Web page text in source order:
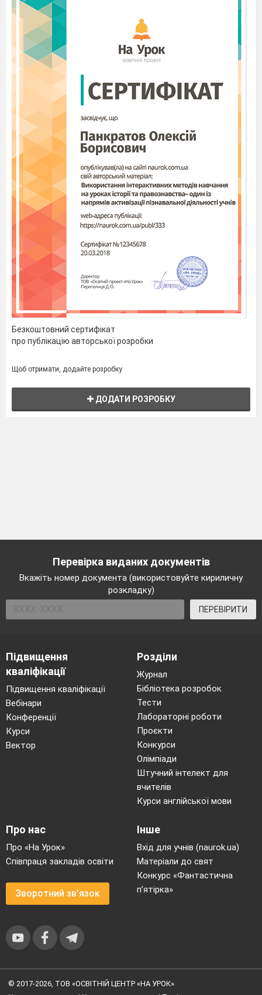
Безкоштовний сертифікат
про публікацію авторської розробки
Щоб отримати, додайте розробку
ДОДАТИ РОЗРОБКУ
Перевірка виданих документів
Вкажіть номер документа (використовуйте кириличну
розкладку)
ПЕРЕВІРИТИ
Підвищення
кваліфікації
Підвищення кваліфікації
Вебінари
Конференції
Курси
Вектор
Розділи
Журнал
Бібліотека розробок
Тести
Лабораторні роботи
Проєкти
Конкурси
Олімпіади
Штучний інтелект для
вчителів
Курси англійської мови
Про нас
Про «На Урок»
Співпраця закладів освіти
Зворотний зв'язок
Інше
Вхід для учнів (naurok.ua)
Матеріали до свят
Конкурс «Фантастична
п’ятірка»
© 2017-2026, ТОВ «ОСВІТНІЙ ЦЕНТР «НА УРОК»